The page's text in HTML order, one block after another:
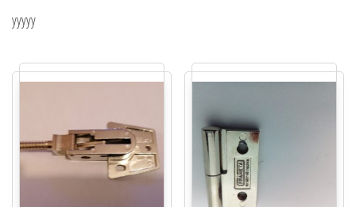
yyyyy